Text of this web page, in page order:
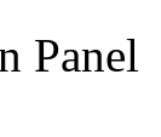
Panel